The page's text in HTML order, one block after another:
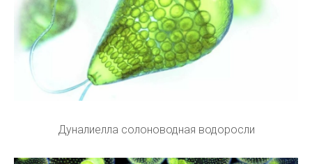
Дуналиелла солоноводная водоросли